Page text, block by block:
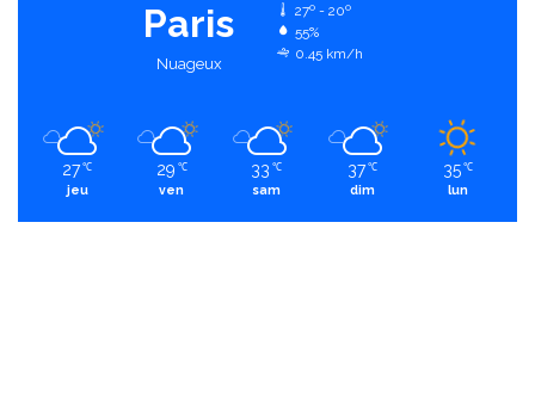
Paris
Nuageux
27º - 20º
55%
0.45 km/h
27 ℃
jeu
29 ℃
ven
33 ℃
sam
37 ℃
dim
35 ℃
lun